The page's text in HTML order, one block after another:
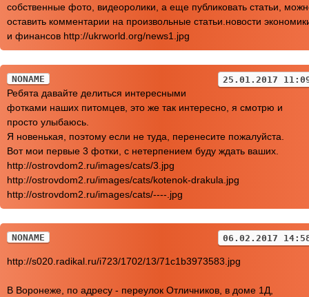
собственные фото, видеоролики, а еще публиковать статьи,
оставить комментарии на произвольные статьи.новости
и финансов http://ukrworld.org/news1.jpg
NONAME 25.01.2017
Ребята давайте делиться интересными
фотками наших питомцев, это же так интересно, я смотрю и
просто улыбаюсь.
Я новенькая, поэтому если не туда, перенесите пожалуйста.
Вот мои первые 3 фотки, с нетерпением буду ждать ваших.
http://ostrovdom2.ru/images/cats/3.jpg
http://ostrovdom2.ru/images/cats/kotenok-drakula.jpg
http://ostrovdom2.ru/images/cats/----.jpg
NONAME 06.02.2017
http://s020.radikal.ru/i723/1702/13/71c1b3973583.jpg
В Воронеже, по адресу - переулок Отличников, в доме 1Д,